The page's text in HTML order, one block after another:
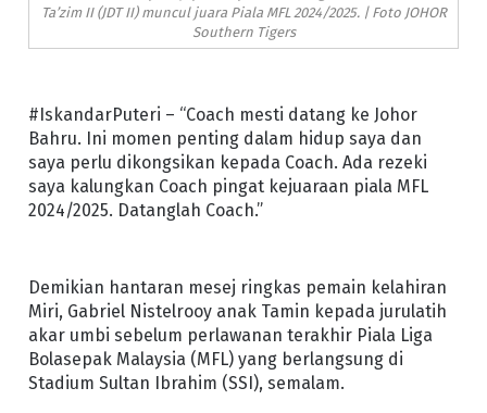
Ta’zim II (JDT II) muncul juara Piala MFL 2024/2025. | Foto JOHOR
Southern Tigers
#IskandarPuteri – “Coach mesti datang ke Johor
Bahru. Ini momen penting dalam hidup saya dan
saya perlu dikongsikan kepada Coach. Ada rezeki
saya kalungkan Coach pingat kejuaraan piala MFL
2024/2025. Datanglah Coach.”
Demikian hantaran mesej ringkas pemain kelahiran
Miri, Gabriel Nistelrooy anak Tamin kepada jurulatih
akar umbi sebelum perlawanan terakhir Piala Liga
Bolasepak Malaysia (MFL) yang berlangsung di
Stadium Sultan Ibrahim (SSI), semalam.